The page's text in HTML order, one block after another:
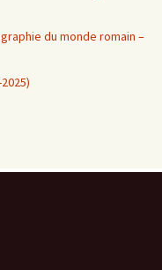
du monde romain –